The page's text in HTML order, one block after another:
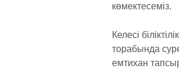
көмектесеміз.
Келесі
торабында
емтихан